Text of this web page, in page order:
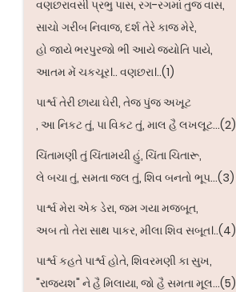
વણછરાવસી પ્રભુ પાસ, રગ-રગમાં તુજ વાસ,
સાચો ગરીબ નિવાજ, દર્શ તેરે કાજ મેરે,
હો જાયે ભરપુરજો ભી આયે જ્યોતિ પાયે,
આતમ મેં ચકચૂર।.. વણછરા।..(1)
પાર્શ્વ તેરી છાયા ઘેરી, તેજ પુંજ અખૂટ
, આ નિકટ તું, પા વિકટ તું, માલ હૈ લખલૂટ...(2)
ચિંતામણી તું ચિંતામયી હું, ચિંતા ચિતારૂ,
લે બચા તું, સમતા જલ તું, શિવ બનતો ભૂપ...(3)
પાર્શ્વ મેરા એક ડેરા, જમ ગયા મજબૂત,
અબ તો તેરા સાથ પાકર, મીલા શિવ સબૂત।..(4)
પાર્શ્વ કહતે પાર્શ્વ હોતે, શિવરમણી કા સુખ,
"રાજ્યશ" ને હૈ મિલાયા, જો હૈ સમતા મૂલ...(5)